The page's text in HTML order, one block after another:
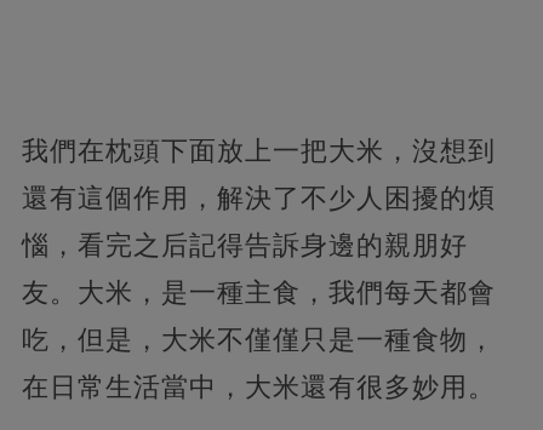
我們在枕頭下面放上一把大米，沒想到
還有這個作用，解決了不少人困擾的煩
惱，看完之后記得告訴身邊的親朋好
友。大米，是一種主食，我們每天都會
吃，但是，大米不僅僅只是一種食物，
在日常生活當中，大米還有很多妙用。